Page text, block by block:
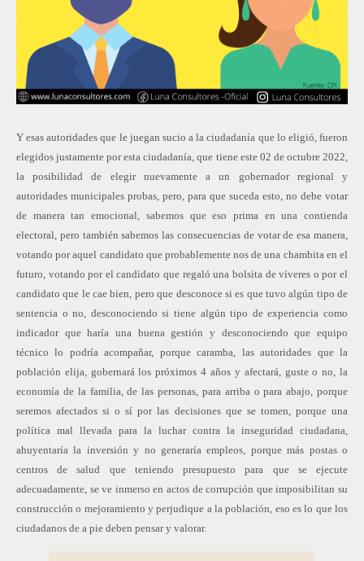
Y esas autoridades que le juegan sucio a la ciudadanía que lo eligió, fueron
elegidos justamente por esta ciudadanía, que tiene este 02 de octubre 2022,
la posibilidad de elegir nuevamente a un gobernador regional y
autoridades municipales probas, pero, para que suceda esto, no debe votar
de manera tan emocional, sabemos que eso prima en una contienda
electoral, pero también sabemos las consecuencias de votar de esa manera,
votando por aquel candidato que probablemente nos de una chambita en el
futuro, votando por el candidato que regaló una bolsita de víveres o por el
candidato que le cae bien, pero que desconoce si es que tuvo algún tipo de
sentencia o no, desconociendo si tiene algún tipo de experiencia como
indicador que haría una buena gestión y desconociendo que equipo
técnico lo podría acompañar, porque caramba, las autoridades que la
población elija, gobernará los próximos 4 años y afectará, guste o no, la
economía de la familia, de las personas, para arriba o para abajo, porque
seremos afectados si o sí por las decisiones que se tomen, porque una
política mal llevada para la luchar contra la inseguridad ciudadana,
ahuyentaría la inversión y no generaría empleos, porque más postas o
centros de salud que teniendo presupuesto para que se ejecute
adecuadamente, se ve inmerso en actos de corrupción que imposibilitan su
construcción o mejoramiento y perjudique a la población, eso es lo que los
ciudadanos de a pie deben pensar y valorar.